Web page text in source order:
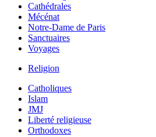
Cathédrales
Mécénat
Notre-Dame de Paris
Sanctuaires
Voyages
Religion
Catholiques
Islam
JMJ
Liberté religieuse
Orthodoxes